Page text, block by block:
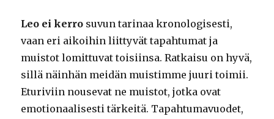
Leo ei kerro suvun tarinaa kronologisesti,
vaan eri aikoihin liittyvät tapahtumat ja
muistot lomittuvat toisiinsa. Ratkaisu on hyvä,
sillä näinhän meidän muistimme juuri toimii.
Eturiviin nousevat ne muistot, jotka ovat
emotionaalisesti tärkeitä. Tapahtumavuodet,